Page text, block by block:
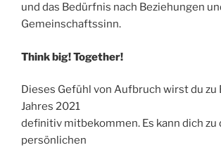
und das Bedürfnis nach Beziehungen
Gemeinschaftssinn.
Think big! Together!
Dieses Gefühl von Aufbruch wirst du zu
Jahres 2021
definitiv mitbekommen. Es kann dich zu
persönlichen